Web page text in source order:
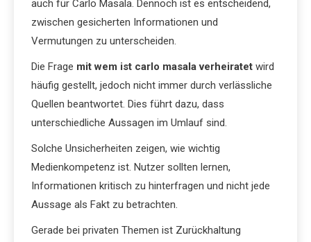
auch für Carlo Masala. Dennoch ist es entscheidend,
zwischen gesicherten Informationen und
Vermutungen zu unterscheiden.
Die Frage mit wem ist carlo masala verheiratet wird
häufig gestellt, jedoch nicht immer durch verlässliche
Quellen beantwortet. Dies führt dazu, dass
unterschiedliche Aussagen im Umlauf sind.
Solche Unsicherheiten zeigen, wie wichtig
Medienkompetenz ist. Nutzer sollten lernen,
Informationen kritisch zu hinterfragen und nicht jede
Aussage als Fakt zu betrachten.
Gerade bei privaten Themen ist Zurückhaltung